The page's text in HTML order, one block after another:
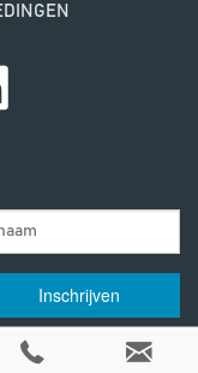
exclusief btw, tenzij